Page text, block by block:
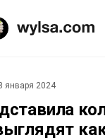
января 2024